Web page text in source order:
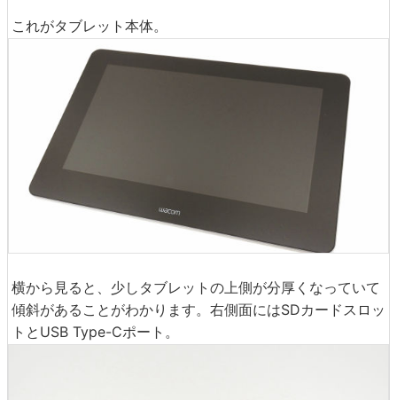
これがタブレット本体。
横から見ると、少しタブレットの上側が分厚くなっていて
傾斜があることがわかります。右側面にはSDカードスロッ
トとUSB Type-Cポート。